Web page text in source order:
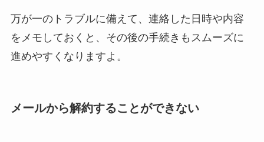
万が一のトラブルに備えて、連絡した日時や内容
をメモしておくと、その後の手続きもスムーズに
進めやすくなりますよ。
メールから解約することができない